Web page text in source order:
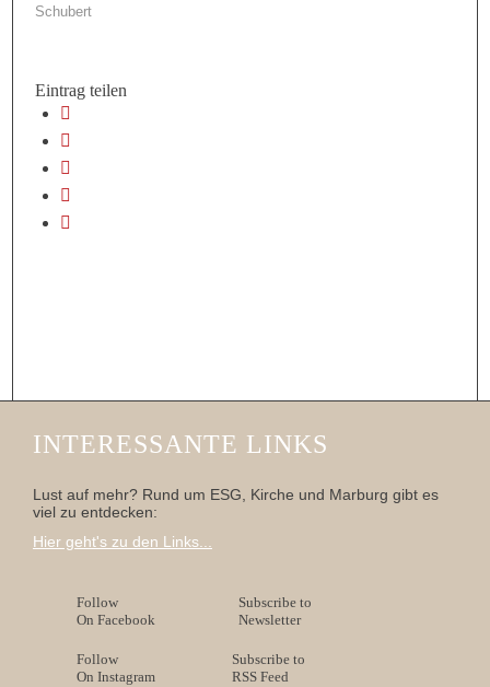
Schubert
Eintrag teilen
INTERESSANTE LINKS
Lust auf mehr? Rund um ESG, Kirche und Marburg gibt es
viel zu entdecken:
Hier geht's zu den Links...
Follow
On Facebook
Subscribe to
Newsletter
Follow
On Instagram
Subscribe to
RSS Feed